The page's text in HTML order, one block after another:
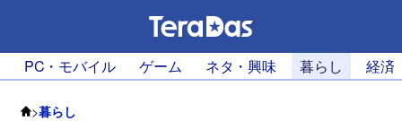
PC・モバイル ゲーム ネタ・興味 暮らし 経済
>暮らし